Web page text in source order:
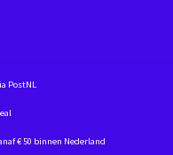
PostNL
€ 50 binnen Nederland